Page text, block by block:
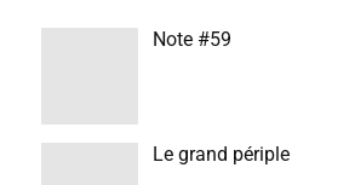
Note #59
Le grand périple